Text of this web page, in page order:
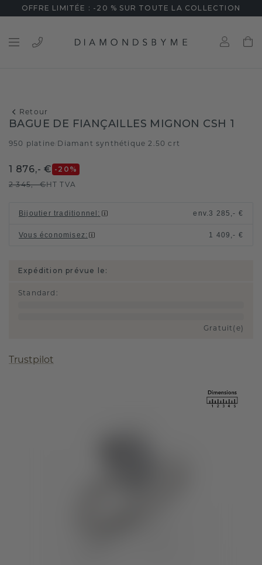
OFFRE LIMITÉE : -20 % SUR TOUTE LA COLLECTION
Retour
BAGUE DE FIANÇAILLES MIGNON CSH 1
950 platine Diamant synthétique 2.50 crt
1 876,- € -20 %
2 345,- €HT TVA
Bijoutier traditionnel : env.3 285,- €
Vous économisez: 1 409,- €
Expédition prévue le:
Standard :
Gratuit(e)
Trustpilot